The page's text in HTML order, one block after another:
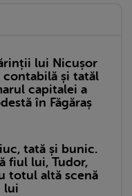
lui Nicușor
contabilă și tatăl
capitalei a
în Făgăraș
tată și bunic.
fiul lui, Tudor,
totul altă scenă
lui